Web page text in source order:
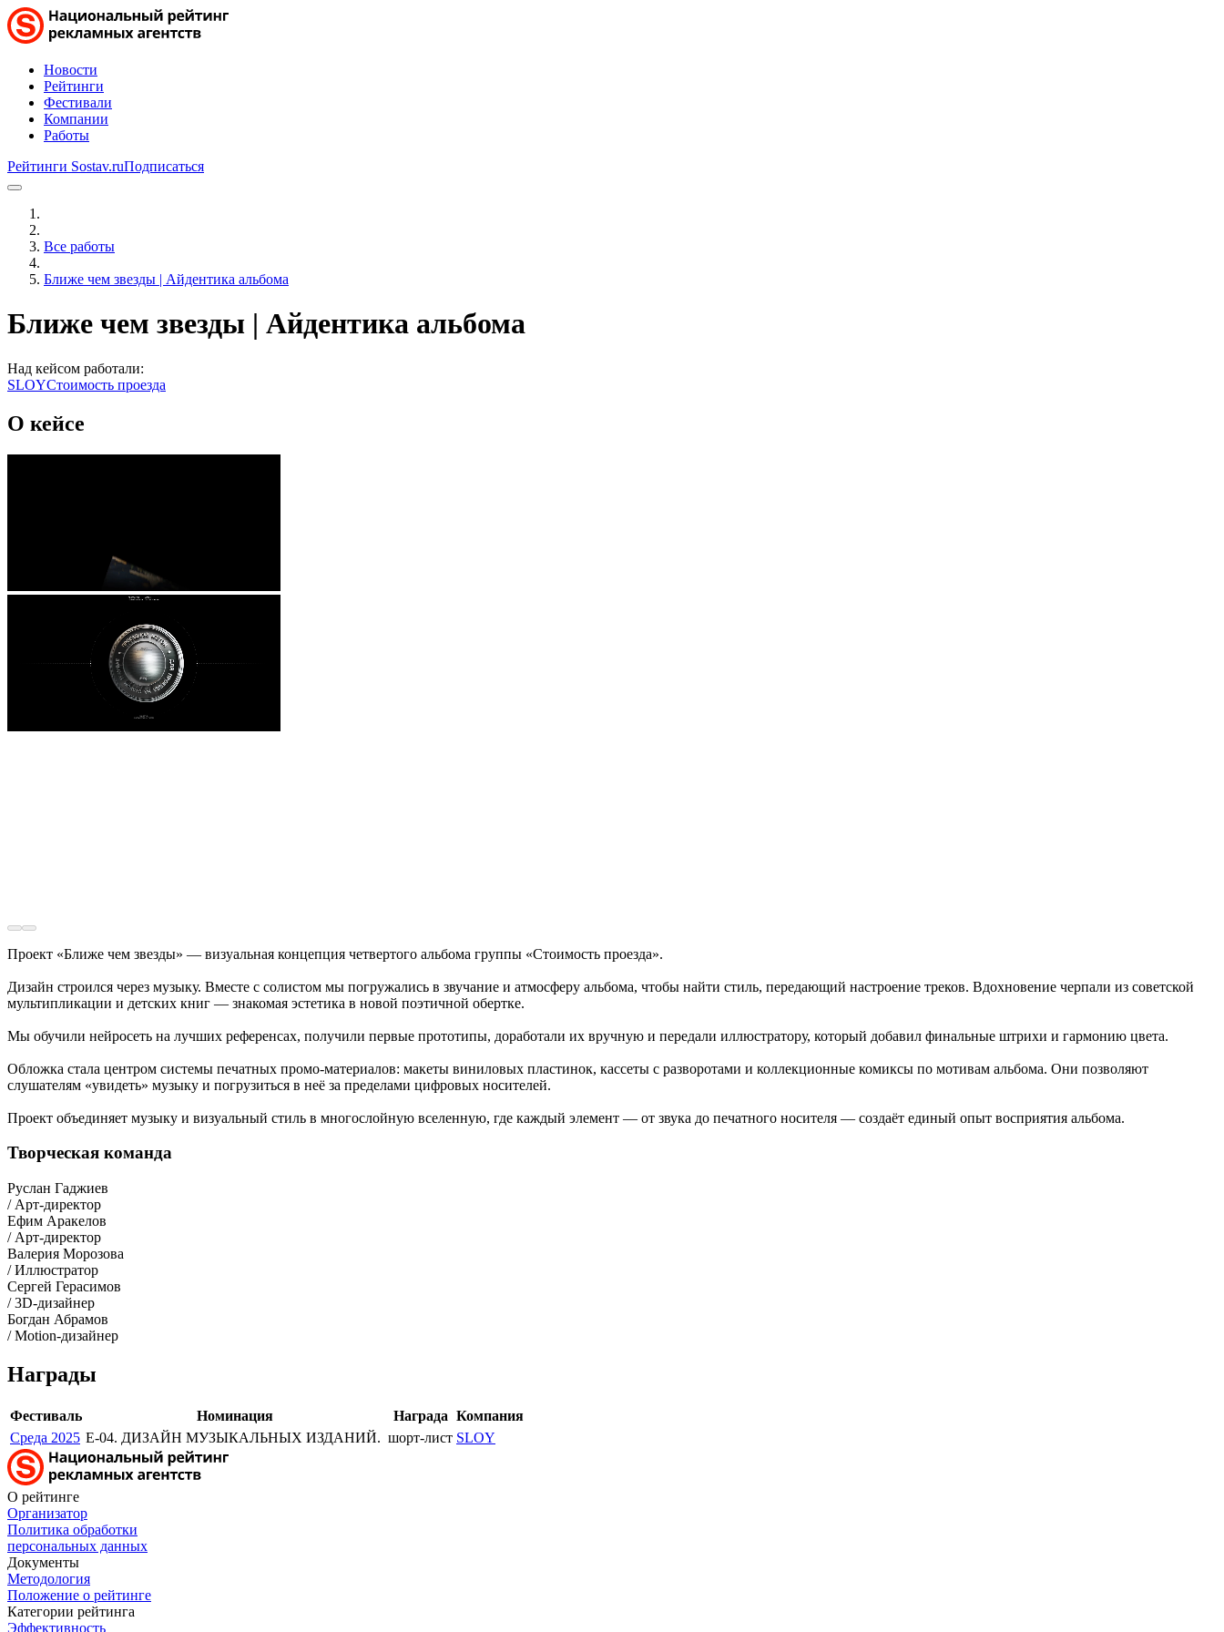
Новости
Рейтинги
Фестивали
Компании
Работы
Рейтинги Sostav.ruПодписаться
Все работы
Ближе чем звезды | Айдентика альбома
Ближе чем звезды | Айдентика альбома
Над кейсом работали:
SLOYСтоимость проезда
О кейсе
Проект «Ближе чем звезды» — визуальная концепция четвертого альбома группы «Стоимость проезда».
Дизайн строился через музыку. Вместе с солистом мы погружались в звучание и атмосферу альбома, чтобы найти стиль, передающий настроение треков. Вдохновение черпали из советской
мультипликации и детских книг — знакомая эстетика в новой поэтичной обертке.
Мы обучили нейросеть на лучших референсах, получили первые прототипы, доработали их вручную и передали иллюстратору, который добавил финальные штрихи и гармонию цвета.
Обложка стала центром системы печатных промо-материалов: макеты виниловых пластинок, кассеты с разворотами и коллекционные комиксы по мотивам альбома. Они позволяют
слушателям «увидеть» музыку и погрузиться в неё за пределами цифровых носителей.
Проект объединяет музыку и визуальный стиль в многослойную вселенную, где каждый элемент — от звука до печатного носителя — создаёт единый опыт восприятия альбома.
Творческая команда
Руслан Гаджиев
/ Арт-директор
Ефим Аракелов
/ Арт-директор
Валерия Морозова
/ Иллюстратор
Сергей Герасимов
/ 3D-дизайнер
Богдан Абрамов
/ Motion-дизайнер
Награды
Фестиваль Номинация Награда Компания
Среда 2025 Е-04. ДИЗАЙН МУЗЫКАЛЬНЫХ ИЗДАНИЙ. шорт-лист SLOY
О рейтинге
Организатор
Политика обработки
персональных данных
Документы
Методология
Положение о рейтинге
Категории рейтинга
Эффективность